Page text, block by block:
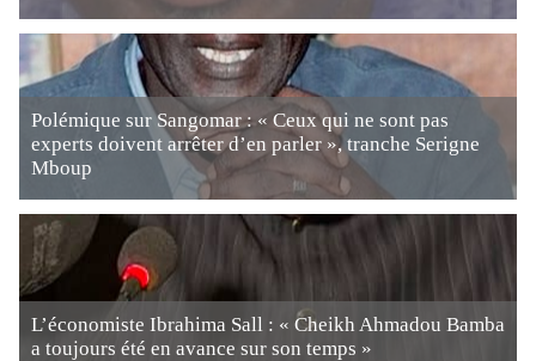
Polémique sur Sangomar : « Ceux qui ne sont pas
experts doivent arrêter d’en parler », tranche Serigne
Mboup
L’économiste Ibrahima Sall : « Cheikh Ahmadou Bamba
a toujours été en avance sur son temps »